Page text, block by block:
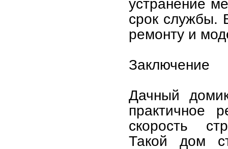
устранение
срок службы.
ремонту и
Заключение
Дачный
практичное
скорость
Такой дом